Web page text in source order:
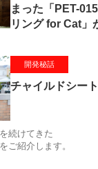
まった「PET-
リング for Cat」
開発秘話
チャイルドシー
続けてきた
ご紹介します。